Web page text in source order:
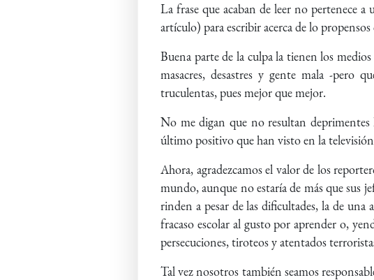
La frase que acaban de leer no pertenece
artículo) para escribir acerca de lo
Buena parte de la culpa la tienen los
masacres, desastres y gente mala -pero
truculentas, pues mejor que mejor.
No me digan que no resultan deprimentes
último positivo que han visto en la
Ahora, agradezcamos el valor de los
mundo, aunque no estaría de más que sus
rinden a pesar de las dificultades, la de una
fracaso escolar al gusto por aprender o,
persecuciones, tiroteos y atentados
Tal vez nosotros también seamos